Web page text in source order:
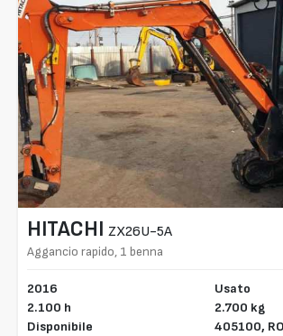
HITACHI ZX26U-5A
Aggancio rapido, 1 benna
2016
2.100 h
Disponibile
Usato
2.700 kg
405100, RO